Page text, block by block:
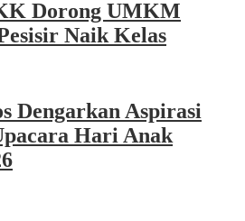
Dorong UMKM
Naik Kelas
Dengarkan Aspirasi
Hari Anak